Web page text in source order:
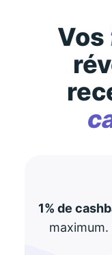
Vos
1% de